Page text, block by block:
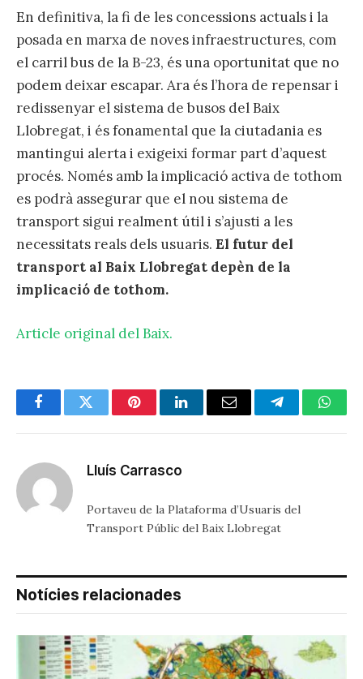
En definitiva, la fi de les concessions actuals i la
posada en marxa de noves infraestructures, com
el carril bus de la B-23, és una oportunitat que no
podem deixar escapar. Ara és l’hora de repensar i
redissenyar el sistema de busos del Baix
Llobregat, i és fonamental que la ciutadania es
mantingui alerta i exigeixi formar part d’aquest
procés. Només amb la implicació activa de tothom
es podrà assegurar que el nou sistema de
transport sigui realment útil i s’ajusti a les
necessitats reals dels usuaris. El futur del
transport al Baix Llobregat depèn de la
implicació de tothom.
Article original del Baix.
FacebookTwitter PinterestLinkedInEmail Telegram
Lluís Carrasco
Portaveu de la Plataforma d’Usuaris del
Transport Públic del Baix Llobregat
Notícies relacionades